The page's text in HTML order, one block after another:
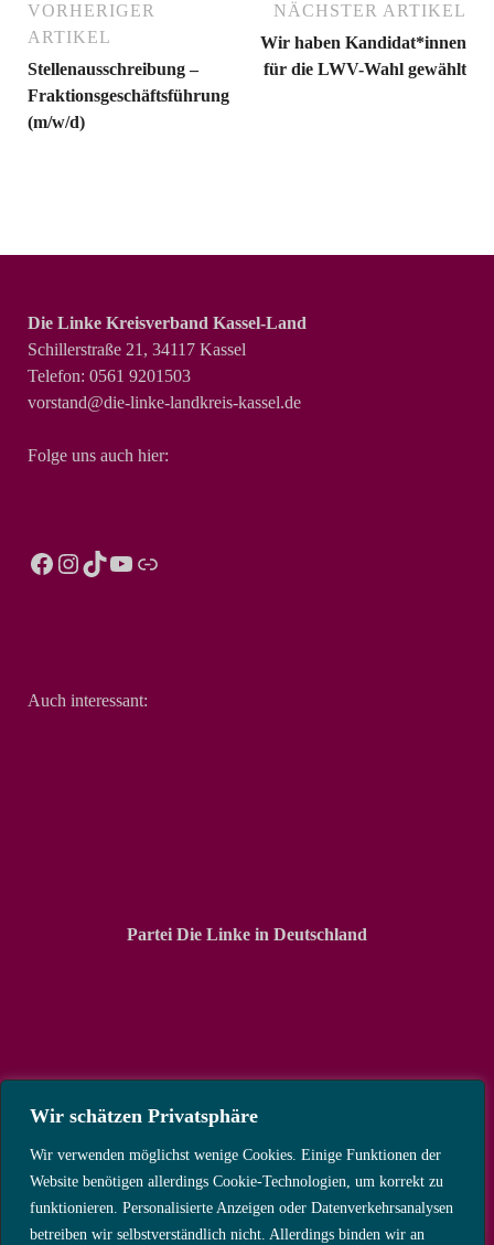
Wir schätzen Privatsphäre
Wir verwenden möglichst wenige Cookies. Einige Funktionen der
Website benötigen allerdings Cookie-Technologien, um korrekt zu
funktionieren. Personalisierte Anzeigen oder Datenverkehrsanalysen
betreiben wir selbstverständlich nicht. Allerdings binden wir an
VORHERIGER
ARTIKEL
Stellenausschreibung –
Fraktionsgeschäftsführung
(m/w/d)
NÄCHSTER ARTIKEL
Wir haben Kandidat*innen
für die LWV-Wahl gewählt
Die Linke Kreisverband Kassel-Land
Schillerstraße 21, 34117 Kassel
Telefon: 0561 9201503
vorstand@die-linke-landkreis-kassel.de
Folge uns auch hier:
Auch interessant:
Partei Die Linke in Deutschland